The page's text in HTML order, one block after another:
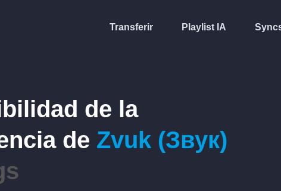
Transferir Playlist IA
de la
de Zvuk (Звук)